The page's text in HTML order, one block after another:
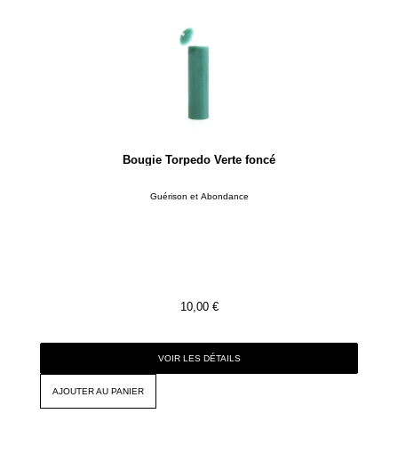
Bougie Torpedo Verte foncé
Guérison et Abondance
10,00 €
VOIR LES DÉTAILS
AJOUTER AU PANIER